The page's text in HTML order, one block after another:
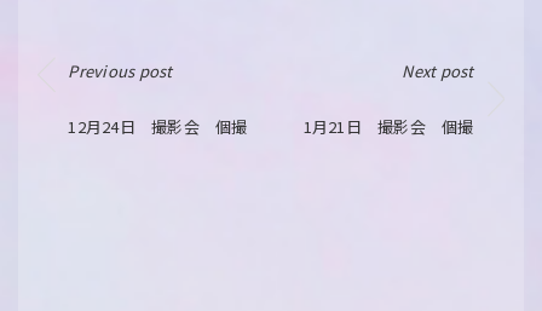
Previous post
12月24日 撮影会 個撮
Next post
1月21日 撮影会 個撮